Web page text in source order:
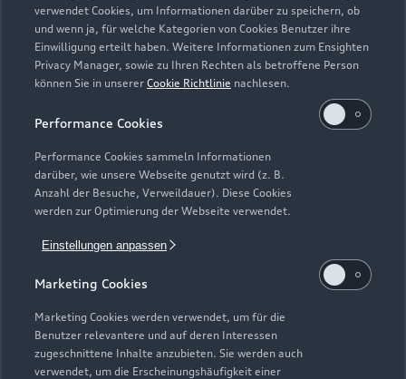
verwendet Cookies, um Informationen darüber zu speichern, ob
und wenn ja, für welche Kategorien von Cookies Benutzer ihre
Einwilligung erteilt haben. Weitere Informationen zum Ensighten
Privacy Manager, sowie zu Ihren Rechten als betroffene Person
können Sie in unserer Cookie Richtlinie nachlesen.
Performance Cookies
Performance Cookies sammeln Informationen
darüber, wie unsere Webseite genutzt wird (z. B.
Anzahl der Besuche, Verweildauer). Diese Cookies
werden zur Optimierung der Webseite verwendet.
Einstellungen anpassen
Marketing Cookies
Marketing Cookies werden verwendet, um für die
Benutzer relevantere und auf deren Interessen
zugeschnittene Inhalte anzubieten. Sie werden auch
verwendet, um die Erscheinungshäufigkeit einer
Teile- & Zubehörverkauf
Schließt bald18:00
Zur Inspektion